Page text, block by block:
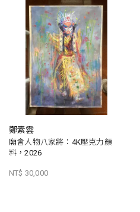
鄭素雲
廟會人物八家將：4K壓克力顏
料，2026
NT$ 30,000